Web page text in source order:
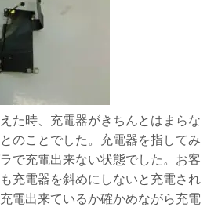
た時、充電器がきちんとはまらな
のことでした。充電器を指してみ
で充電出来ない状態でした。お客
充電器を斜めにしないと充電され
電出来ているか確かめながら充電